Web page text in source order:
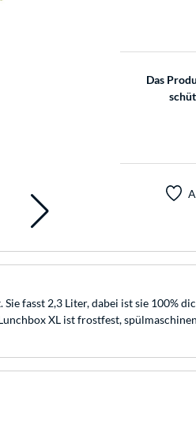
Das
fasst 2,3 Liter, dabei ist sie
XL ist frostfest,